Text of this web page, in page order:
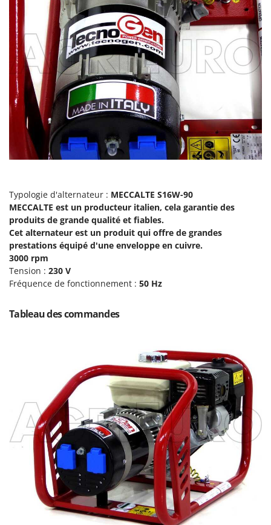
Macte Ovens
Makita
MAMMAMIA
Marcato
Marina Systems
Master
Mastercook
Masterpro
McCulloch
Michelin
Mille
Minox
Mockmill
More than chef
MOSA
Mowox
New O.M.R.A.
Nilfisk
Ninja
Novatec
Novital
NuAir
NuovaFac
Officine Savioli
Typologie d'alternateur : MECCALTE S16W-90
MECCALTE est un producteur italien, cela garantie des
produits de grande qualité et fiables.
Cet alternateur est un produit qui offre de grandes
prestations équipé d'une enveloppe en cuivre.
3000 rpm
Tension : 230 V
Fréquence de fonctionnement : 50 Hz
Tableau des commandes